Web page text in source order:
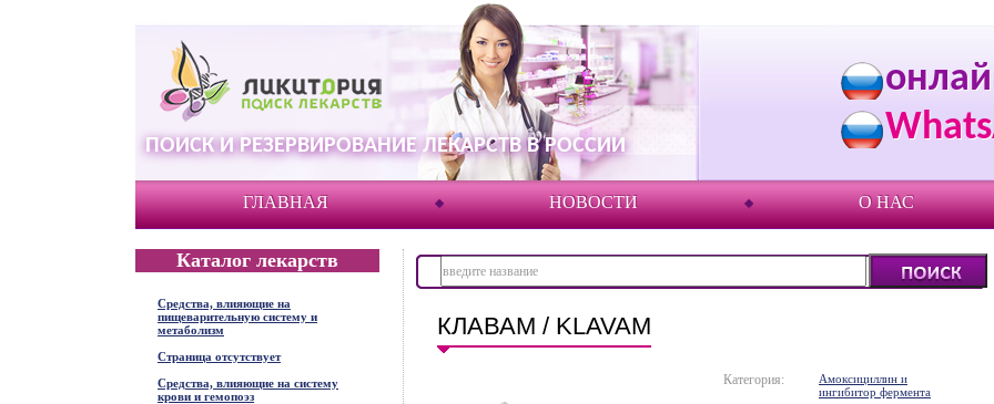
ПОИСК И РЕЗЕРВИРОВАНИЕ ЛЕКАРСТВ В РОССИИ
ГЛАВНАЯ НОВОСТИ О НАС
Каталог лекарств
Средства, влияющие на
пищеварительную систему и
метаболизм
Страница отсутствует
Средства, влияющие на систему
крови и гемопоэз
КЛАВАМ / KLAVAM
Категория:
Амоксициллин и
ингибитор фермента